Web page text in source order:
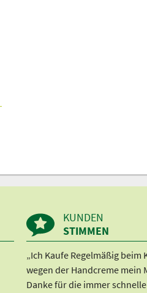
KUNDEN
STIMMEN
„Ich Kaufe Regelmäßig
wegen der Handcreme mein
Danke für die immer